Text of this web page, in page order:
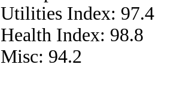
Utilities Index: 97.4
Health Index: 98.8
Misc: 94.2